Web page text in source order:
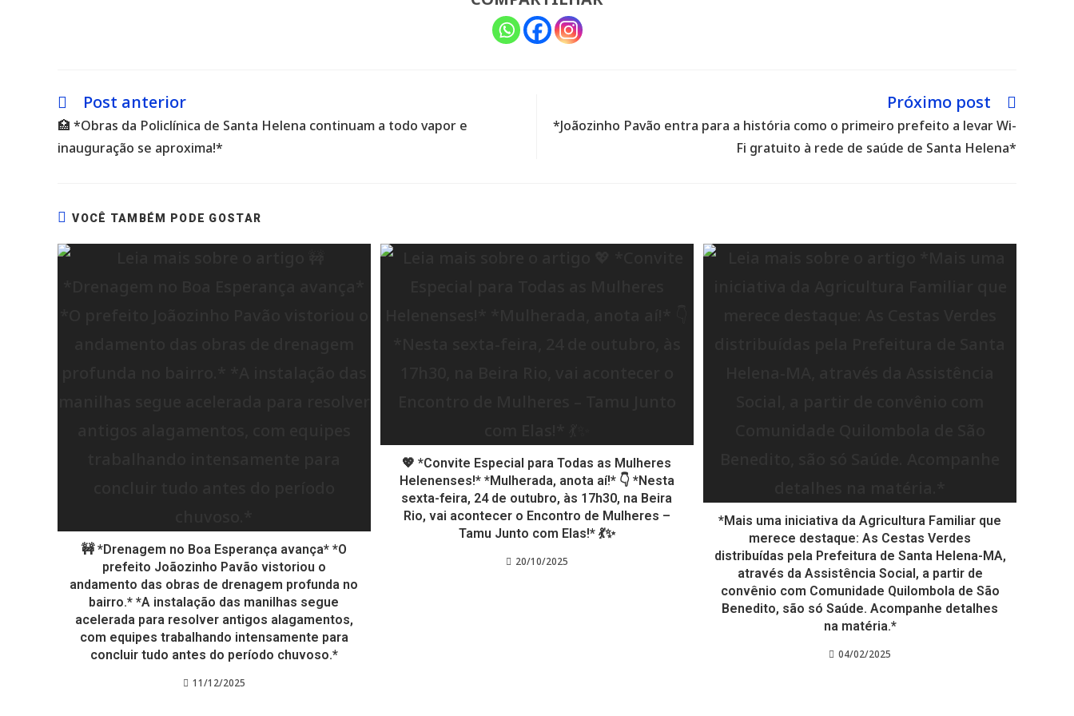
Leia
mais
artigos
Post anterior
🏥 *Obras da Policlínica de Santa Helena continuam a todo vapor e
inauguração se aproxima!*
Próximo post
*Joãozinho Pavão entra para a história como o primeiro prefeito a levar Wi-
Fi gratuito à rede de saúde de Santa Helena*
VOCÊ TAMBÉM PODE GOSTAR
🚧 *Drenagem no Boa Esperança avança* *O
prefeito Joãozinho Pavão vistoriou o
andamento das obras de drenagem profunda no
bairro.* *A instalação das manilhas segue
acelerada para resolver antigos alagamentos,
com equipes trabalhando intensamente para
concluir tudo antes do período chuvoso.*
11/12/2025
💖 *Convite Especial para Todas as Mulheres
Helenenses!* *Mulherada, anota aí!* 👇 *Nesta
sexta-feira, 24 de outubro, às 17h30, na Beira
Rio, vai acontecer o Encontro de Mulheres –
Tamu Junto com Elas!* 💃✨
20/10/2025
*Mais uma iniciativa da Agricultura Familiar que
merece destaque: As Cestas Verdes
distribuídas pela Prefeitura de Santa Helena-MA,
através da Assistência Social, a partir de
convênio com Comunidade Quilombola de São
Benedito, são só Saúde. Acompanhe detalhes
na matéria.*
04/02/2025